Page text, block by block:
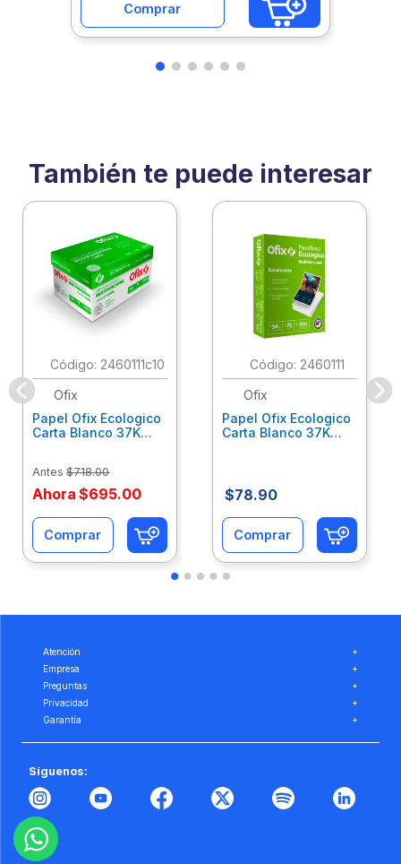
Comprar
También te puede interesar
: 2460111c10
Ofix
Papel Ofix Ecologico
Carta Blanco 37K
Antes $718.00
Ahora $695.00
Comprar
: 2460111
Ofix
Papel Ofix Ecologico
Carta Blanco 37K
$78.90
Comprar
Atención
+
Empresa
+
Preguntas
+
Privacidad
+
Garantía
+
Síguenos: